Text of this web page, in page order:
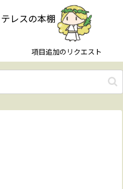
レスの本棚
項目追加のリクエスト